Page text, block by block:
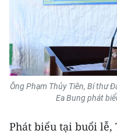
Đồng bằng sông Cửu
Chuyên trang Hà Nội
Chuyên trang TP. Hồ
CHUYÊN ĐỀ
CÁC CHUYÊN TRANG
Ông Phạm Thủy Tiên, Bí thư
Ea Bung phát
Phát biểu tại buổi lễ,